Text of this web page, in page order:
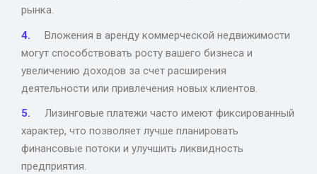
рынка.
Вложения в аренду коммерческой недвижимости
могут способствовать росту вашего бизнеса и
увеличению доходов за счет расширения
деятельности или привлечения новых клиентов.
Лизинговые платежи часто имеют фиксированный
характер, что позволяет лучше планировать
финансовые потоки и улучшить ликвидность
предприятия.